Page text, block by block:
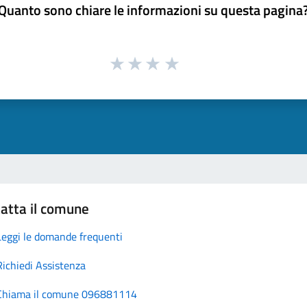
sono chiare le informazioni su questa
il comune
le domande frequenti
Assistenza
il comune 096881114